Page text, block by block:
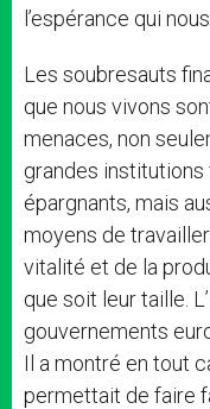
l’espérance qui
Les soubresauts
que nous vivons
menaces, non
grandes
épargnants, mais
moyens de
vitalité et de la
que soit leur taille.
gouvernements
Il a montré en tout
permettait de faire